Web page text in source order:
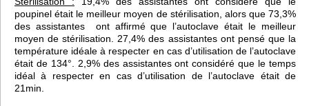
poupinel était le meilleur moyen de stérilisation, alors que 73,3%
des assistantes ont affirmé que l’autoclave était le meilleur
moyen de stérilisation. 27,4% des assistantes ont pensé que la
température idéale à respecter en cas d’utilisation de l’autoclave
était de 134°. 2,9% des assistantes ont considéré que le temps
idéal à respecter en cas d’utilisation de l’autoclave était de
21min.